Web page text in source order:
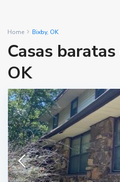
Home Bixby, OK
Casas
OK